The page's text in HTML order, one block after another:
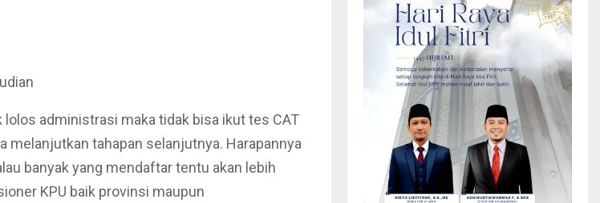
lolos administrasi maka tidak bisa ikut tes CAT
melanjutkan tahapan selanjutnya. Harapannya
banyak yang mendaftar tentu akan lebih
KPU baik provinsi maupun